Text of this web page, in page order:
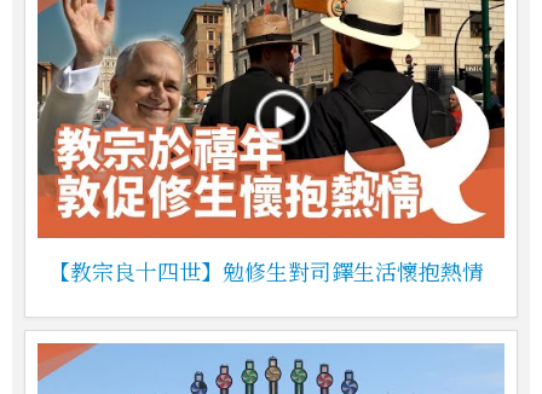
【教宗良十四世】勉修生對司鐸生活懷抱熱情